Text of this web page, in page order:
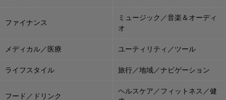
ファイナンス
ミュージック／音楽＆オーディ
オ
メディカル／医療 ユーティリティ／ツール
ライフスタイル 旅行／地域／ナビゲーション
フード／ドリンク
ヘルスケア／フィットネス／健